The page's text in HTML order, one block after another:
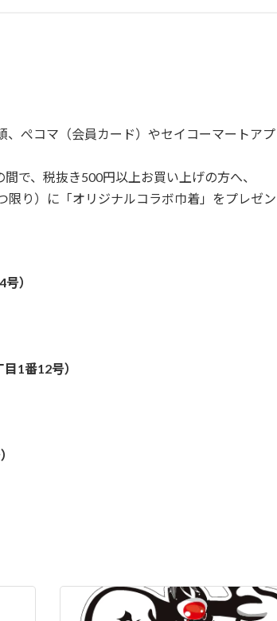
ぺコマ（会員カード）やセイコーマートアプ
税抜き500円以上お買い上げの方へ、
）に「オリジナルコラボ巾着」をプレゼン
）
1番12号）